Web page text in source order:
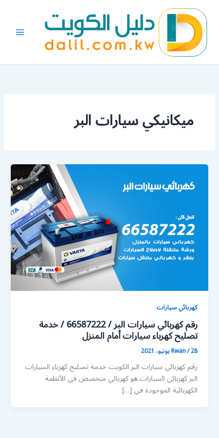
المحتوى
ميكانيكي سيارات البر
كهربائي سيارات
رقم كهربائي سيارات البر / 66587222 / خدمة
تصليح كهرباء سيارات أمام المنزل
Rwan/28 يونيو، 2021
رقم كهربائي سيارات البر الكويت خدمة تصليح كهرباء السيارات
البر كهربائي السيارات هو كهربائي متخصص في الأنظمة
الكهربائية الموجودة في […]